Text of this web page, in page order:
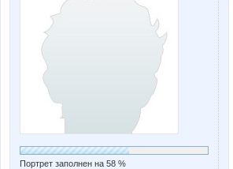
Портрет заполнен на 58 %